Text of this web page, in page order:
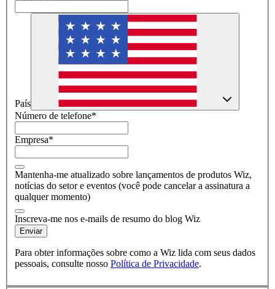
País
Número de telefone*
Empresa*
Mantenha-me atualizado sobre lançamentos de produtos Wiz,
notícias do setor e eventos (você pode cancelar a assinatura a
qualquer momento)
Inscreva-me nos e-mails de resumo do blog Wiz
Enviar
Para obter informações sobre como a Wiz lida com seus dados
pessoais, consulte nosso Política de Privacidade.